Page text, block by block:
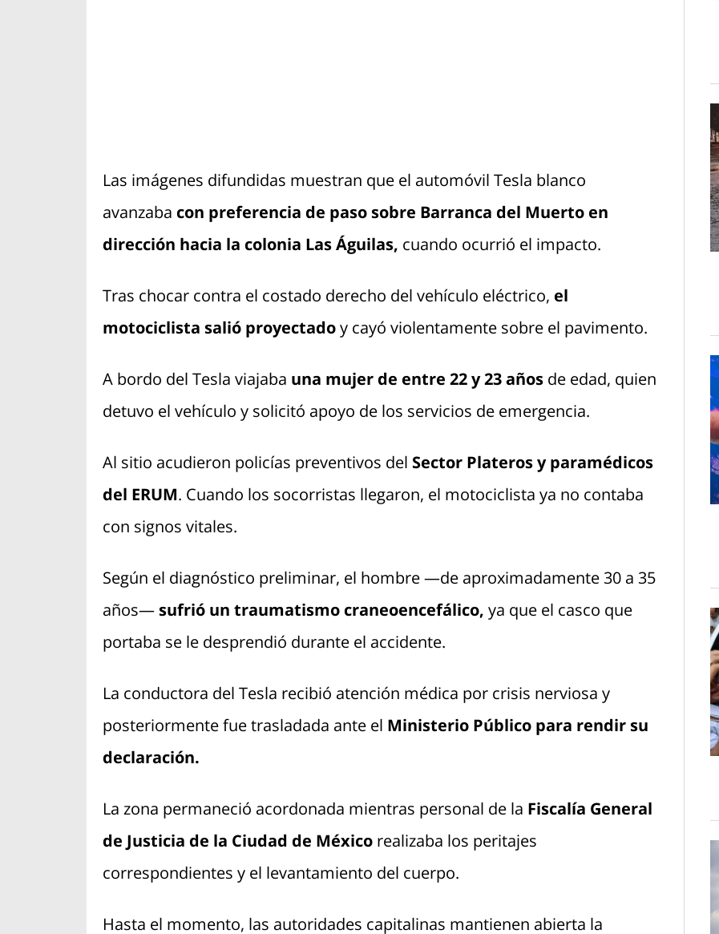
Las imágenes difundidas muestran que el automóvil Tesla blanco
avanzaba con preferencia de paso sobre Barranca del Muerto en
dirección hacia la colonia Las Águilas, cuando ocurrió el impacto.
Tras chocar contra el costado derecho del vehículo eléctrico, el
motociclista salió proyectadoy cayó violentamente sobre el pavimento.
A bordo del Tesla viajaba una mujer de entre 22 y 23 años de edad, quien
detuvo el vehículo y solicitó apoyo de los servicios de emergencia.
Al sitio acudieron policías preventivos del Sector Plateros y paramédicos
del ERUM. Cuando los socorristas llegaron, el motociclista ya no contaba
con signos vitales.
Según el diagnóstico preliminar, el hombre —de aproximadamente 30 a 35
años—sufrió un traumatismo craneoencefálico, ya que el casco que
portaba se le desprendió durante el accidente.
La conductora del Tesla recibió atención médica por crisis nerviosa y
posteriormente fue trasladada ante el Ministerio Público para rendir su
declaración.
La zona permaneció acordonada mientras personal de la Fiscalía General
de Justicia de la Ciudad de Méxicorealizaba los peritajes
correspondientes y el levantamiento del cuerpo.
Hasta el momento, las autoridades capitalinas mantienen abierta la